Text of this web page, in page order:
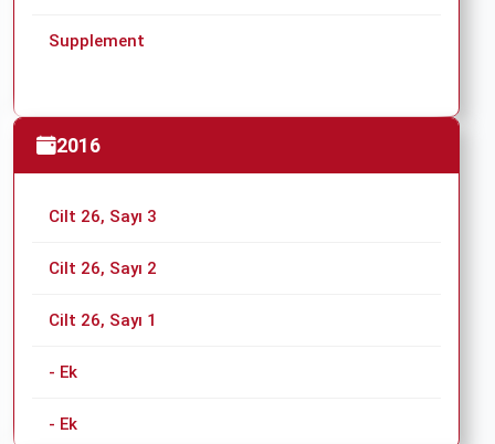
Supplement
2016
Cilt 26, Sayı 3
Cilt 26, Sayı 2
Cilt 26, Sayı 1
- Ek
- Ek